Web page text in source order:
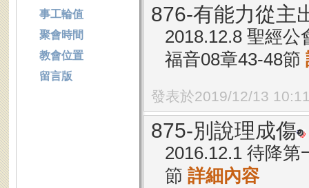
876-有能力從主
2018.12.8 聖經
福音08章43-48節
發表於2019/12/13
875-別說理成傷
2016.12.1 待降
節 詳細內容
事工輪值
聚會時間
教會位置
留言版